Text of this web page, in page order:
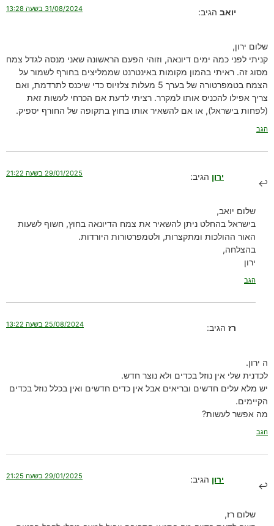
יואב הגיב: 31/08/2024 בשעה 13:28
שלום ירון,
קניתי לפני כמה ימים דיונאה, וזוהי הפעם הראשונה שאני מנסה לגדל צמח
מסוג זה. ראיתי בהמון מקומות באינטרנט שממליצים בחורף לשמור על
הצמח בטמפרטורה של בערך 5 מעלות צלזיוס כדי שיכנס לתרדמת, ואם
צריך אפילו להכניס אותו למקרר. רציתי לדעת אם הכרחי לעשות זאת
(לפחות בישראל), או אם להשאיר אותו בחוץ בתקופה של החורף יספיק.
הגב
ירון הגיב: 29/01/2025 בשעה 21:22
שלום יואב,
בישראל בהחלט ניתן להשאיר את צמח הדיונאה בחוץ, חשוף לשעות
האור ההולכות ומתקצרות, ולטמפרטורות היורדות.
בהצלחה,
ירון
הגב
רז הגיב: 25/08/2024 בשעה 13:22
ה ירון.
לכדנית שלי אין נוזל בכדים ולא נוצר חדש.
יש מלא עלים חדשים ובריאים אבל אין כדים חדשים ואין בכלל נוזל בכדים
הקיימים.
מה אפשר לעשות?
הגב
ירון הגיב: 29/01/2025 בשעה 21:25
שלום רז,